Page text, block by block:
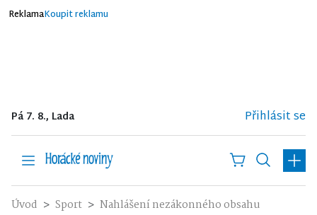
ReklamaKoupit reklamu
Pá 7. 8., Lada Přihlásit se
Úvod Sport Nahlášení nezákonného obsahu